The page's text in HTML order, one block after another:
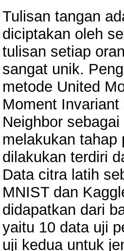
Tulisan tangan
diciptakan oleh
tulisan setiap
sangat unik.
metode United
Moment
Neighbor
melakukan tahap
dilakukan terdiri
Data citra latih
MNIST dan
didapatkan dari
yaitu 10 data uji
uji kedua untuk